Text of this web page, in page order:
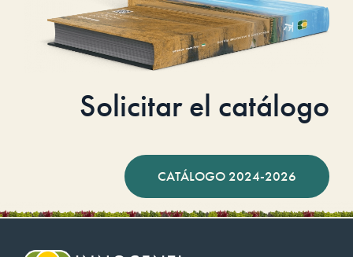
Solicitar el catálogo
CATÁLOGO 2024-2026